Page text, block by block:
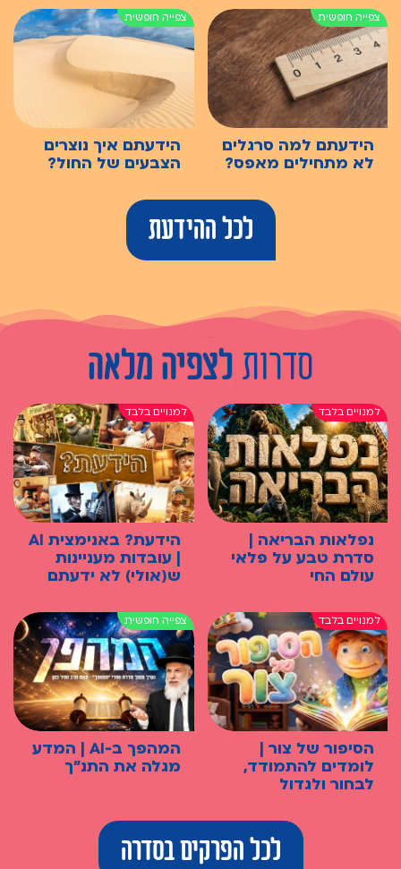
הידעתם למה סרגלים
לא מתחילים מאפס?
הידעתם איך נוצרים
הצבעים של החול?
לכל ההידעת
סדרות לצפיה מלאה
נפלאות הבריאה |
סדרת טבע על פלאי
עולם החי
הידעת? באנימצית AI
| עובדות מעניינות
ש(אולי) לא ידעתם
הסיפור של צור |
לומדים להתמודד,
לבחור ולגדול
המהפך ב-AI | המדע
מגלה את התנ"ך
לכל הפרקים בסדרה